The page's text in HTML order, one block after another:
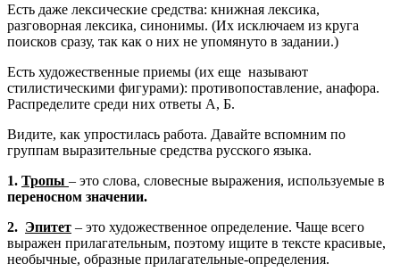
Есть даже лексические средства: книжная лексика,
разговорная лексика, синонимы. (Их исключаем из круга
поисков сразу, так как о них не упомянуто в задании.)
Есть художественные приемы (их еще называют
стилистическими фигурами): противопоставление, анафора.
Распределите среди них ответы А, Б.
Видите, как упростилась работа. Давайте вспомним по
группам выразительные средства русского языка.
1. Тропы – это слова, словесные выражения, используемые в
переносном значении.
2. Эпитет – это художественное определение. Чаще всего
выражен прилагательным, поэтому ищите в тексте красивые,
необычные, образные прилагательные-определения.